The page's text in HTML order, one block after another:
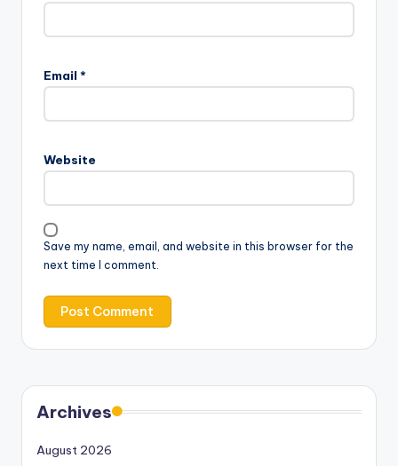
Email *
Website
Save my name, email, and website in this browser for the
next time I comment.
Archives
August 2026